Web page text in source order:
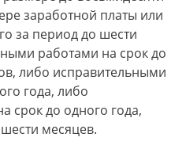
заработной платы или
за период до шести
работами на срок до
либо исправительными
года, либо
срок до одного года,
месяцев.